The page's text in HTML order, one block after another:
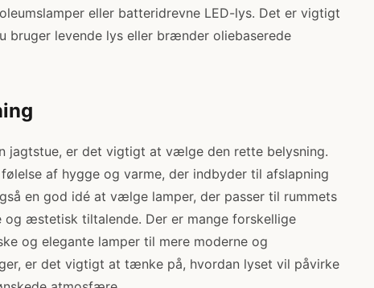
eller batteridrevne LED-lys. Det er vigtigt
bruger levende lys eller brænder oliebaserede
jagtstue, er det vigtigt at vælge den rette belysning.
af hygge og varme, der indbyder til afslapning
en god idé at vælge lamper, der passer til rummets
æstetisk tiltalende. Der er mange forskellige
og elegante lamper til mere moderne og
er det vigtigt at tænke på, hvordan lyset vil påvirke